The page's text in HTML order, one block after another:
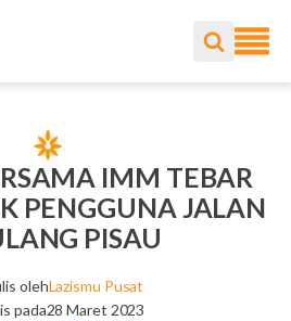
IMM TEBAR
PENGGUNA JALAN
PISAU
olehLazismu Pusat
pada28 Maret 2023